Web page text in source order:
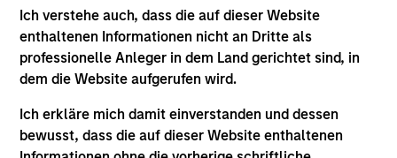
Ich verstehe auch, dass die auf dieser Website
enthaltenen Informationen nicht an Dritte als
professionelle Anleger in dem Land gerichtet sind, in
dem die Website aufgerufen wird.
Ich erkläre mich damit einverstanden und dessen
bewusst, dass die auf dieser Website enthaltenen
Ranjit has a BE in computer science and
engineering from Punjab University, an MS in
computer science from American University and an
MBA from Northwestern University.